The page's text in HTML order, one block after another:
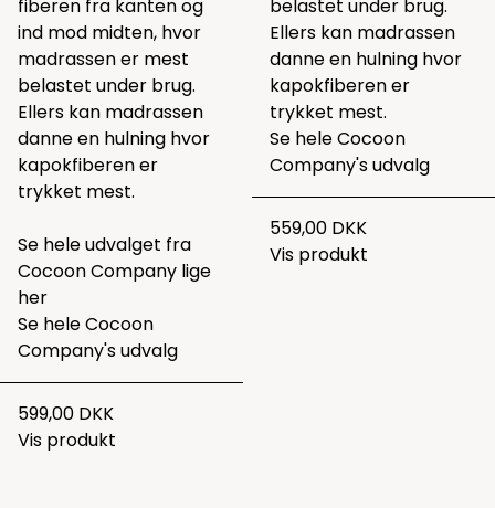
fiberen fra kanten og
ind mod midten, hvor
madrassen er mest
belastet under brug.
Ellers kan madrassen
danne en hulning hvor
kapokfiberen er
trykket mest.
Se hele udvalget fra
Cocoon Company lige
her
Se heleCocoon
Company's udvalg
599,00 DKK
Vis produkt
belastet under brug.
Ellers kan madrassen
danne en hulning hvor
kapokfiberen er
trykket mest.
Se heleCocoon
Company's udvalg
559,00 DKK
Vis produkt